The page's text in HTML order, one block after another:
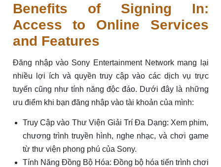
Benefits of Signing In:
Access to Online Services
and Features
Đăng nhập vào Sony Entertainment Network mang lại
nhiều lợi ích và quyền truy cập vào các dịch vụ trực
tuyến cũng như tính năng độc đáo. Dưới đây là những
ưu điểm khi bạn đăng nhập vào tài khoản của mình:
Truy Cập vào Thư Viện Giải Trí Đa Dạng: Xem phim,
chương trình truyền hình, nghe nhạc, và chơi game
từ thư viện phong phú của Sony.
Tính Năng Đồng Bộ Hóa: Đồng bộ hóa tiến trình chơi